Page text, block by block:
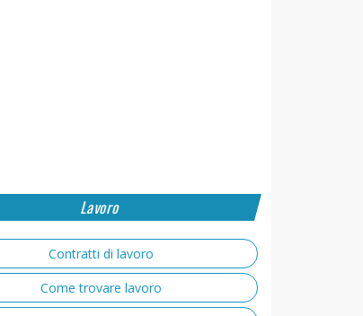
Lavoro
Contratti di lavoro
Come trovare lavoro